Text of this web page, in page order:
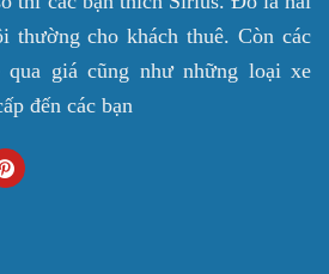
thường cho khách thuê. Còn các
qua giá cũng như những loại xe
đến các bạn